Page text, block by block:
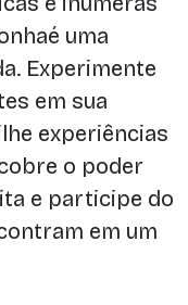
uma
Experimente
em sua
experiências
o poder
e participe do
em um